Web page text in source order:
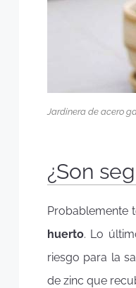
Jardinera de acero
¿Son
Probablemente
huerto. Lo
riesgo para la
de zinc que